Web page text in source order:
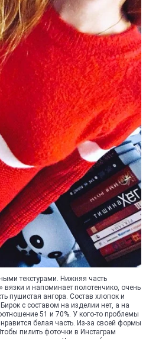
текстурами. Нижняя часть
вязки и напоминает полотенчико, очень
пушистая ангора. Состав хлопок и
с составом на изделии нет, а на
51 и 70%. У кого-то проблемы
белая часть. Из-за своей формы
пилить фоточки в Инстаграм